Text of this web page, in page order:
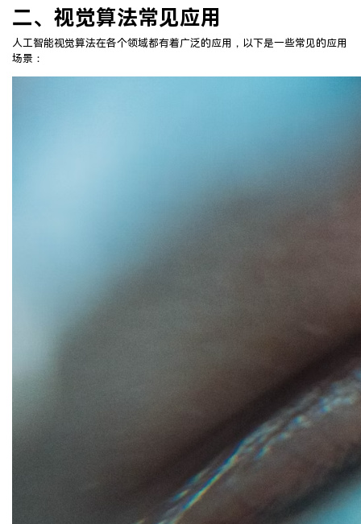
二、视觉算法常见应用
人工智能视觉算法在各个领域都有着广泛的应用，以下是一些常见的应用
场景：